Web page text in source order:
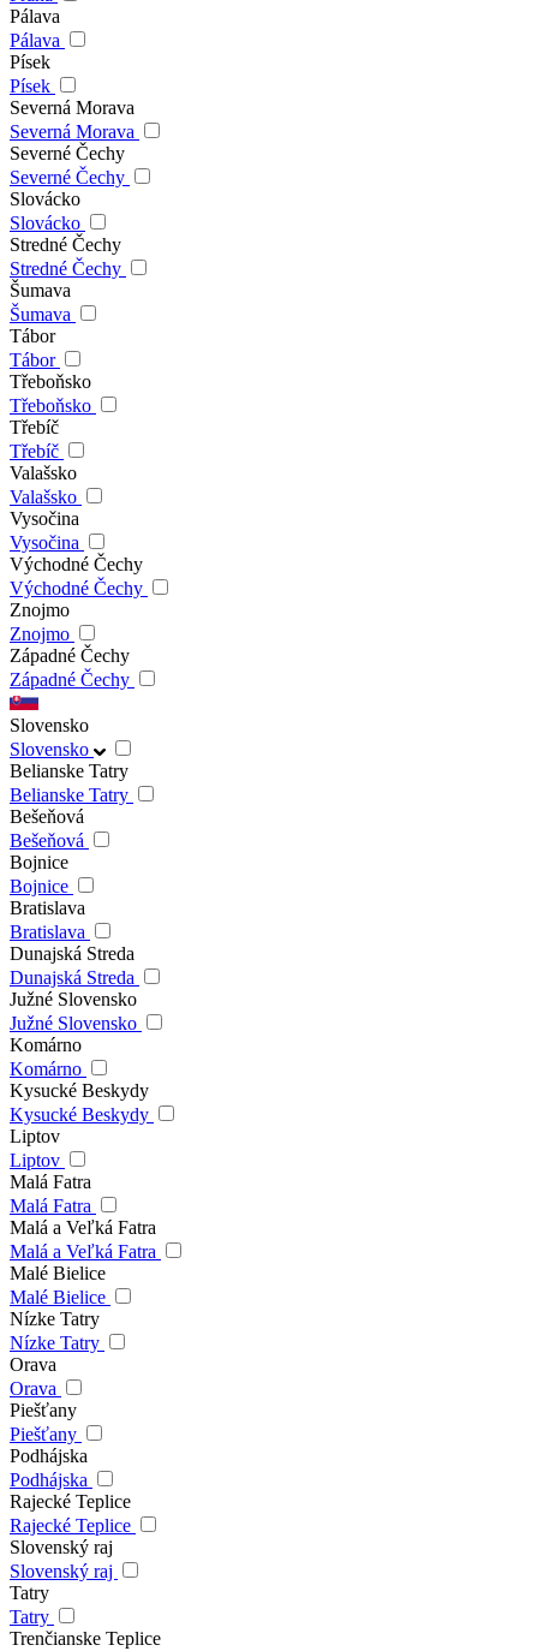
Pálava
Pálava
Písek
Písek
Severná Morava
Severná Morava
Severné Čechy
Severné Čechy
Slovácko
Slovácko
Stredné Čechy
Stredné Čechy
Šumava
Šumava
Tábor
Tábor
Třeboňsko
Třeboňsko
Třebíč
Třebíč
Valašsko
Valašsko
Vysočina
Vysočina
Východné Čechy
Východné Čechy
Znojmo
Znojmo
Západné Čechy
Západné Čechy
Slovensko
Slovensko
Belianske Tatry
Belianske Tatry
Bešeňová
Bešeňová
Bojnice
Bojnice
Bratislava
Bratislava
Dunajská Streda
Dunajská Streda
Južné Slovensko
Južné Slovensko
Komárno
Komárno
Kysucké Beskydy
Kysucké Beskydy
Liptov
Liptov
Malá Fatra
Malá Fatra
Malá a Veľká Fatra
Malá a Veľká Fatra
Malé Bielice
Malé Bielice
Nízke Tatry
Nízke Tatry
Orava
Orava
Piešťany
Piešťany
Podhájska
Podhájska
Rajecké Teplice
Rajecké Teplice
Slovenský raj
Slovenský raj
Tatry
Tatry
Trenčianske Teplice